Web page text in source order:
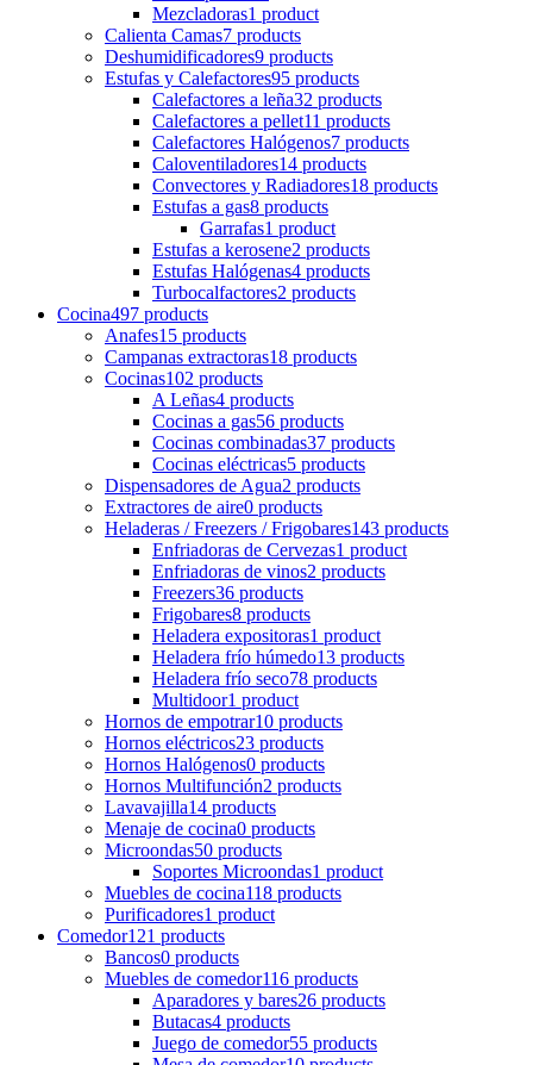
Mezcladoras1 product
Calienta Camas7 products
Deshumidificadores9 products
Estufas y Calefactores95 products
Calefactores a leña32 products
Calefactores a pellet11 products
Calefactores Halógenos7 products
Caloventiladores14 products
Convectores y Radiadores18 products
Estufas a gas8 products
Garrafas1 product
Estufas a kerosene2 products
Estufas Halógenas4 products
Turbocalfactores2 products
Cocina497 products
Anafes15 products
Campanas extractoras18 products
Cocinas102 products
A Leñas4 products
Cocinas a gas56 products
Cocinas combinadas37 products
Cocinas eléctricas5 products
Dispensadores de Agua2 products
Extractores de aire0 products
Heladeras / Freezers / Frigobares143 products
Enfriadoras de Cervezas1 product
Enfriadoras de vinos2 products
Freezers36 products
Frigobares8 products
Heladera expositoras1 product
Heladera frío húmedo13 products
Heladera frío seco78 products
Multidoor1 product
Hornos de empotrar10 products
Hornos eléctricos23 products
Hornos Halógenos0 products
Hornos Multifunción2 products
Lavavajilla14 products
Menaje de cocina0 products
Microondas50 products
Soportes Microondas1 product
Muebles de cocina118 products
Purificadores1 product
Comedor121 products
Bancos0 products
Muebles de comedor116 products
Aparadores y bares26 products
Butacas4 products
Juego de comedor55 products